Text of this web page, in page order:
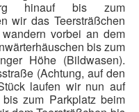
hinauf bis zum
wir das Teersträßchen
vorbei an dem
bis zum
Höhe (Bildwasen).
(Achtung, auf den
laufen wir nun auf
zum Parkplatz beim